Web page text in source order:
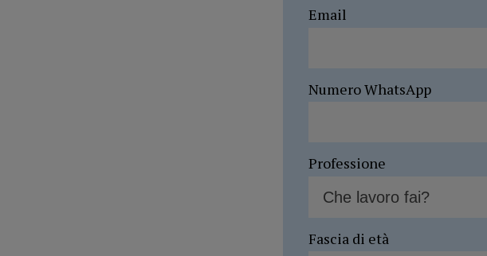
Email
Numero WhatsApp
Professione
Fascia di età